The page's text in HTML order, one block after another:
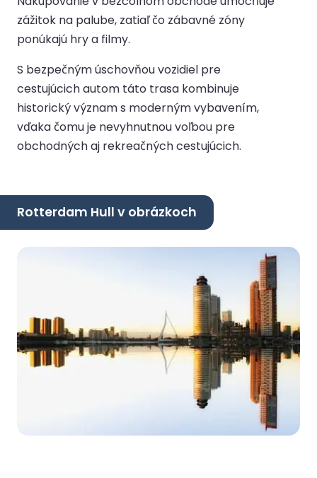
zážitok na palube, zatiaľ čo zábavné zóny
ponúkajú hry a filmy.
S bezpečným úschovňou vozidiel pre
cestujúcich autom táto trasa kombinuje
historický význam s moderným vybavením,
vďaka čomu je nevyhnutnou voľbou pre
obchodných aj rekreačných cestujúcich.
Rotterdam Hull v obrázkoch